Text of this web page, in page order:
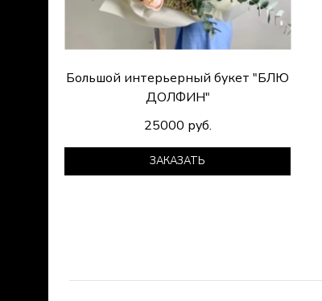
Большой интерьерный букет "БЛЮ
ДОЛФИН"
25000 руб.
ЗАКАЗАТЬ